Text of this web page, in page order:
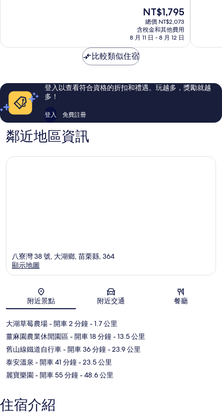
夠
評
論
現
在
價
格
為
NT$1,795
總價 NT$2,073
含稅金和其他費用
8 月 11 日 - 8 月 12 日
棒
評
論
比較類似住宿
登入以查看符合資格的折扣和禮遇。玩越多，獎勵就越
多！
登入 免費註冊
鄰近地區資訊
地圖
八寮灣 38 號, 大湖鄉, 苗栗縣, 364
顯示地圖
附近景點 附近交通 餐廳
大湖草莓農場- 開車 2 分鐘- 1.7 公里
薑麻園農業休閒園區- 開車 18 分鐘- 13.5 公里
舊山線鐵道自行車- 開車 36 分鐘- 23.9 公里
泰安溫泉 - 開車 41 分鐘- 23.5 公里
麗寶樂園 - 開車 55 分鐘- 48.6 公里
住宿介紹